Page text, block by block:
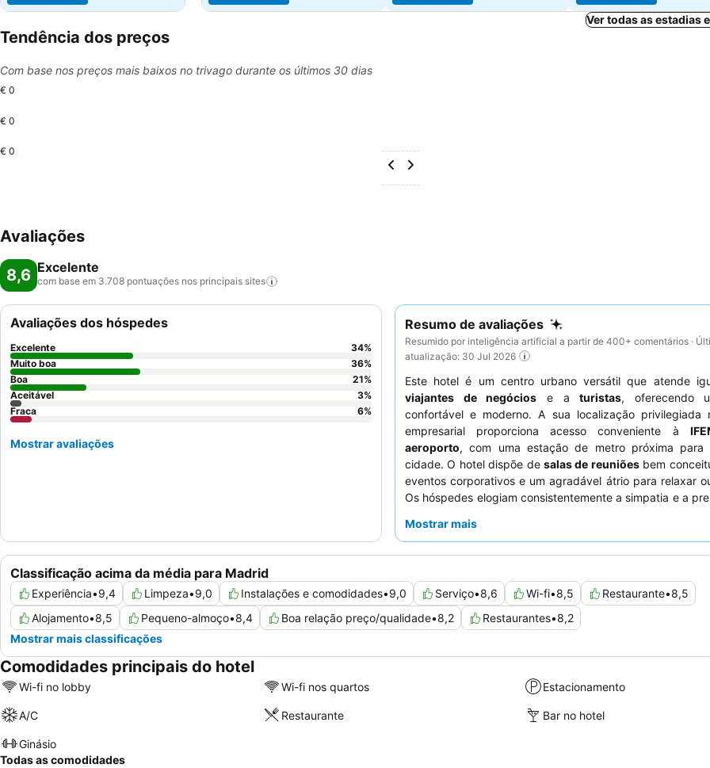
Ver todas as estadias
Tendência dos preços
Com base nos preços mais baixos no trivago durante os últimos 30 dias
€ 0
€ 0
€ 0
Avaliações
8,6 Excelente
com base em 3.708 pontuações nos principais sites
Resumo de avaliações
Resumido por inteligência artificial a partir de 400+ comentários ·
atualização: 30 Jul 2026
Este hotel é um centro urbano versátil que atende
viajantes de negócios e aturistas, oferecendo
confortável e moderno. A sua localização privilegiada
empresarial proporciona acesso conveniente à
aeroporto, com uma estação de metro próxima para
cidade. O hotel dispõe de salas de reuniõesbem
eventos corporativos e um agradável átrio para relaxar
Os hóspedes elogiam consistentemente a simpatia e a
eficiente da receção e os funcionários atenciosos
experiência mais tranquila, os hóspedes podem
um quarto virado para longe das principais vias.
Mostrar mais
Classificação acima da média para Madrid
Experiência•9,4 Limpeza•9,0 Instalações e comodidades•9,0 Serviço•8,6 Wi-fi•8,5 Restaurante•8,5
Alojamento•8,5 Pequeno-almoço•8,4 Boa relação preço/qualidade•8,2 Restaurantes•8,2
Mostrar mais classificações
Avaliações dos hóspedes
Excelente 34%
Muito boa
36%
Boa
21%
Aceitável
3%
Fraca
6%
Mostrar avaliações
Comodidades principais do hotel
Wi-fi no lobby Wi-fi nos quartos Estacionamento
A/C Restaurante Bar no hotel
Ginásio
Todas as comodidades